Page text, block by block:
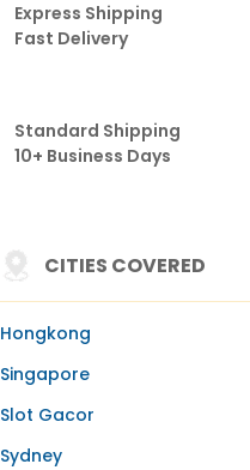
Express Shipping
Fast Delivery
Standard Shipping
10+ Business Days
CITIES COVERED
Hongkong
Singapore
Slot Gacor
Sydney